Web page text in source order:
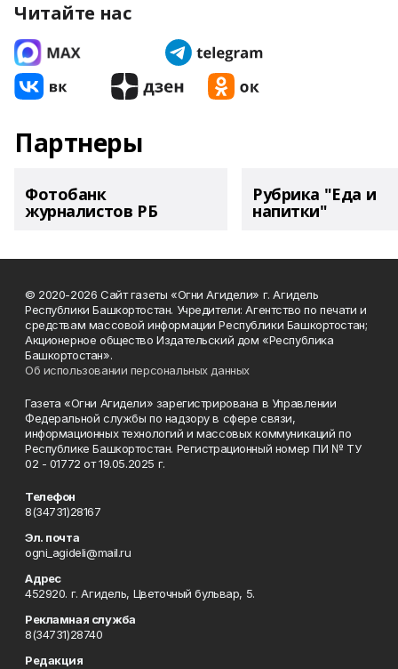
Читайте нас
Партнеры
Фотобанк
журналистов РБ
Рубрика "Еда и
напитки"
© 2020-2026 Сайт газеты «Огни Агидели» г. Агидель
Республики Башкортостан. Учредители: Агентство по печати и
средствам массовой информации Республики Башкортостан;
Акционерное общество Издательский дом «Республика
Башкортостан».
Об использовании персональных данных
Газета «Огни Агидели» зарегистрирована в Управлении
Федеральной службы по надзору в сфере связи,
информационных технологий и массовых коммуникаций по
Республике Башкортостан. Регистрационный номер ПИ № ТУ
02 - 01772 от 19.05.2025 г.
Телефон
8(34731)28167
Эл. почта
ogni_agideli@mail.ru
Адрес
452920. г. Агидель, Цветочный бульвар, 5.
Рекламная служба
8(34731)28740
Редакция